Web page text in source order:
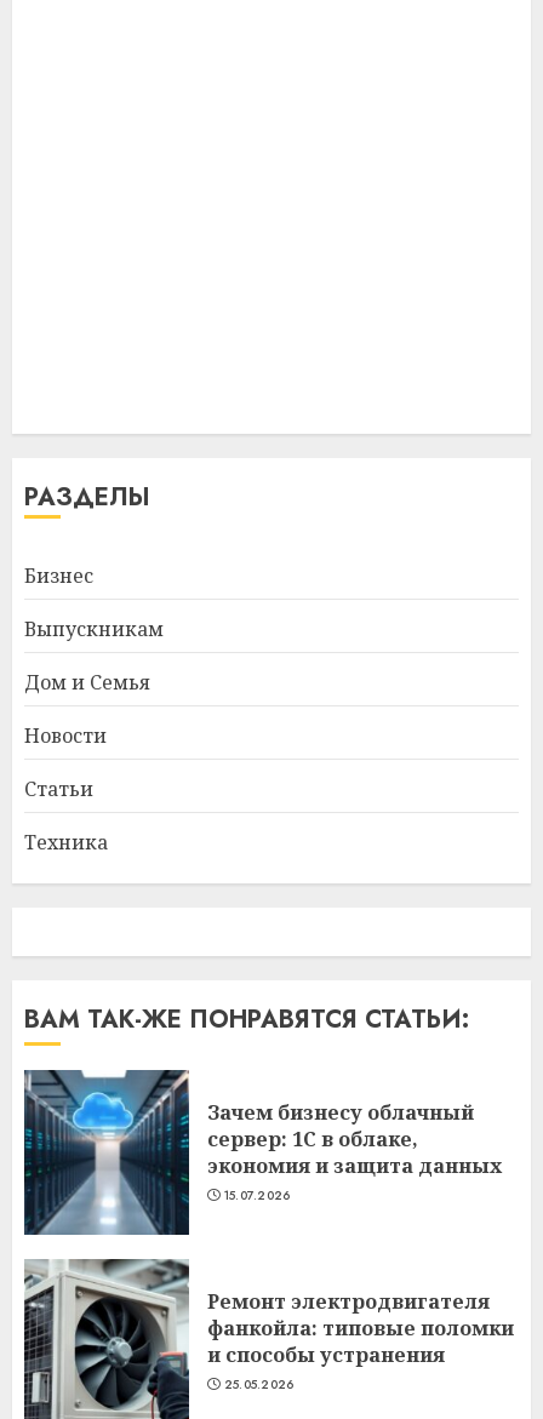
РАЗДЕЛЫ
Бизнес
Выпускникам
Дом и Семья
Новости
Статьи
Техника
ВАМ ТАК-ЖЕ ПОНРАВЯТСЯ СТАТЬИ:
Зачем бизнесу облачный
сервер: 1С в облаке,
экономия и защита данных
15.07.2026
Ремонт электродвигателя
фанкойла: типовые поломки
и способы устранения
25.05.2026